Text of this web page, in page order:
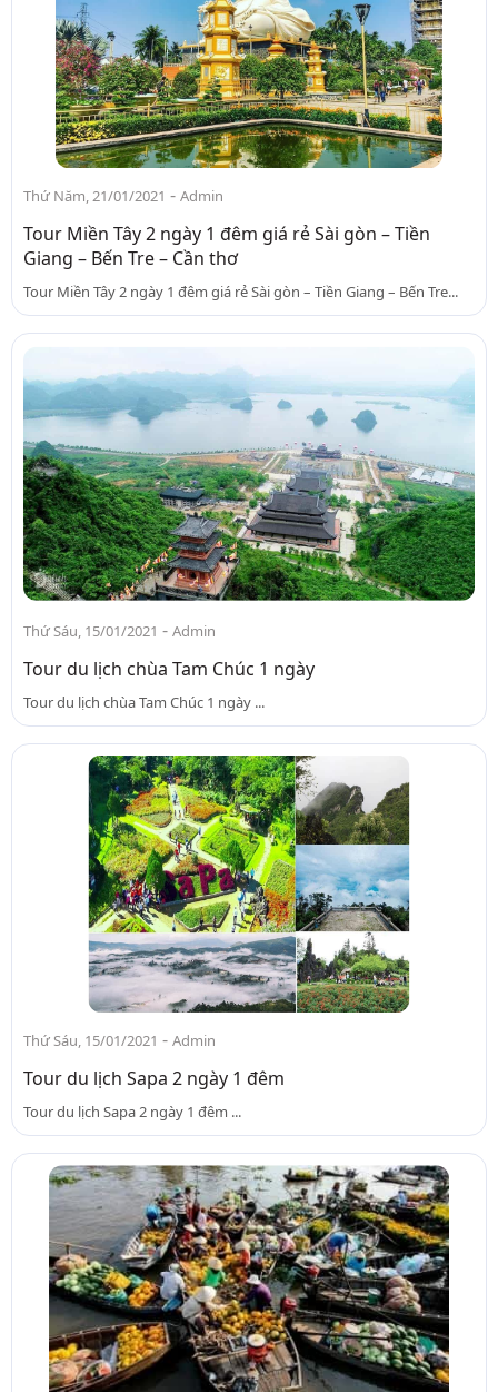
Thứ Năm, 21/01/2021 - Admin
Tour Miền Tây 2 ngày 1 đêm giá rẻ Sài gòn – Tiền
Giang – Bến Tre – Cần thơ
Tour Miền Tây 2 ngày 1 đêm giá rẻ Sài gòn – Tiền Giang – Bến Tre...
Thứ Sáu, 15/01/2021 - Admin
Tour du lịch chùa Tam Chúc 1 ngày
Tour du lịch chùa Tam Chúc 1 ngày ...
Thứ Sáu, 15/01/2021 - Admin
Tour du lịch Sapa 2 ngày 1 đêm
Tour du lịch Sapa 2 ngày 1 đêm ...